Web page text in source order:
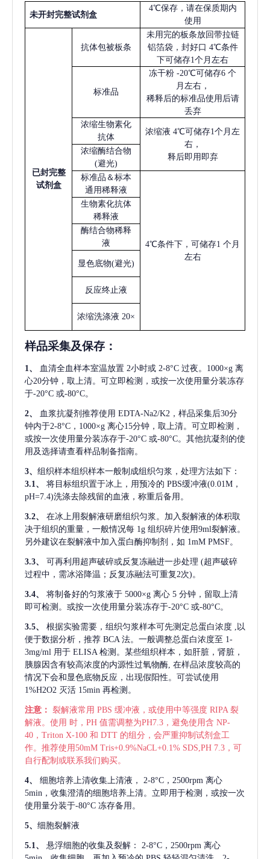
未开封完整试剂盒
4℃保存，请在保质期内
使用
已封完整
试剂盒
抗体包被板条
未用完的板条放回带拉链
铝箔袋，封好口 4℃条件
下可储存1个月左右
标准品
冻干粉 -20℃可储存6 个
月左右，
稀释后的标准品使用后请
丢弃
浓缩生物素化
抗体
浓缩液 4℃可储存1个月左
右，
释后即用即弃
浓缩酶结合物
(避光)
标准品＆标本
通用稀释液
4℃条件下，可储存1 个月
左右
生物素化抗体
稀释液
酶结合物稀释
液
显色底物(避光)
反应终止液
浓缩洗涤液 20×
样品采集及保存 ：
1、 血清全血样本室温放置 2小时或 2-8°C 过夜。1000×g 离
心20分钟，取上清。可立即检测，或按一次使用量分装冻存
于-20°C 或-80°C。
2、 血浆抗凝剂推荐使用 EDTA-Na2/K2，样品采集后30分
钟内于2-8°C，1000×g 离心15分钟，取上清。可立即检测，
或按一次使用量分装冻存于-20°C 或-80°C。其他抗凝剂的使
用及选择请查看样品制备指南。
3、 组织样本组织样本一般制成组织匀浆，处理方法如下：
3.1、
将目标组织置于冰上，用预冷的 PBS缓冲液(0.01M，
pH=7.4)洗涤去除残留的血液，称重后备用。
3.2、
在冰上用裂解液研磨组织匀浆。加入裂解液的体积取
决于组织的重量，一般情况每 1g 组织碎片使用9ml裂解液。
另外建议在裂解液中加入蛋白酶抑制剂，如 1mM PMSF。
3.3、 可再利用超声破碎或反复冻融进一步处理 (超声破碎
过程中，需冰浴降温；反复冻融法可重复2次)。
3.4、 将制备好的匀浆液于 5000×g 离心 5 分钟，留取上清
即可检测。或按一次使用量分装冻存于-20°C 或-80°C。
3.5、 根据实验需要，组织匀浆样本可先测定总蛋白浓度 ,以
便于数据分析，推荐 BCA 法。一般调整总蛋白浓度至 1-
3mg/ml 用于 ELISA 检测。某些组织样本，如肝脏，肾脏，
胰腺因含有较高浓度的内源性过氧物酶, 在样品浓度较高的
情况下会和显色底物反应，出现假阳性。可尝试使用
1%H2O2 灭活 15min 再检测。
注意： 裂解液常用 PBS 缓冲液，或使用中等强度 RIPA 裂
解液。使用 时，PH 值需调整为PH7.3，避免使用含 NP-
40，Triton X-100 和 DTT 的组分，会严重抑制试剂盒工
作。推荐使用50mM Tris+0.9%NaCL+0.1% SDS,PH 7.3，可
自行配制或联系我们购买。
4、 细胞培养上清收集上清液，
2-8°C，2500rpm 离心
5min，收集澄清的细胞培养上清。立即用于检测，或按一次
使用量分装于-80°C 冻存备用。
5、 细胞裂解液
5.1、 悬浮细胞的收集及裂解：
2-8°C，2500rpm 离心